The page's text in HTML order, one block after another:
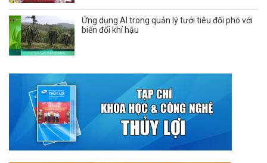
Ứng dụng AI trong quản lý tưới tiêu đối phó với
biến đổi khí hậu